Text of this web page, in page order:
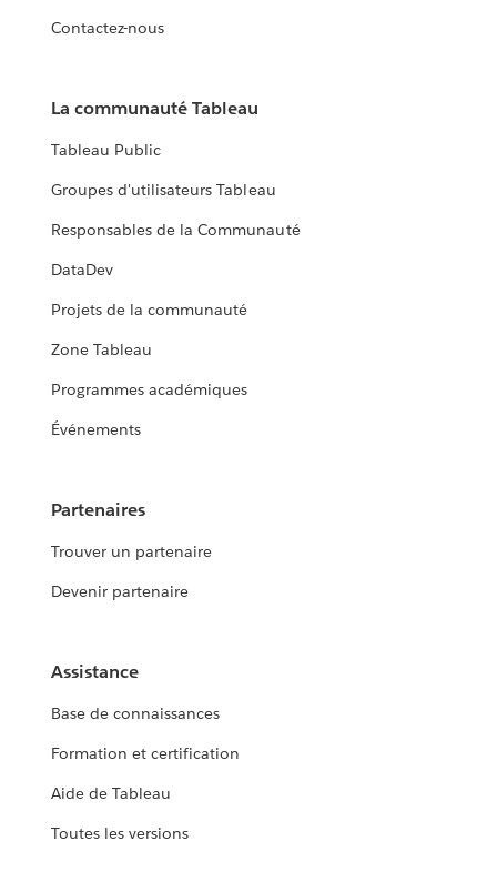
Contactez-nous
La communauté Tableau
Tableau Public
Groupes d'utilisateurs Tableau
Responsables de la Communauté
DataDev
Projets de la communauté
Zone Tableau
Programmes académiques
Événements
Partenaires
Trouver un partenaire
Devenir partenaire
Assistance
Base de connaissances
Formation et certification
Aide de Tableau
Toutes les versions